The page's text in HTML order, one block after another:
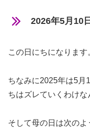
2026年5月10
この日にちになります
ちなみに2025年は5月
ちはズレていくわけな
そして母の日は次のよ